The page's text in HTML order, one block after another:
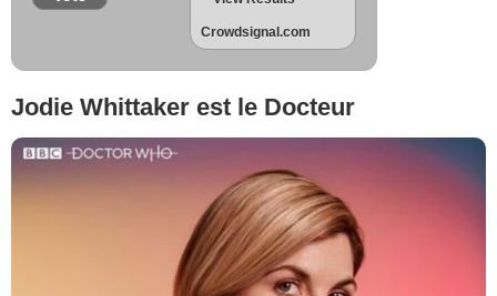
Crowdsignal.com
Jodie Whittaker est le Docteur